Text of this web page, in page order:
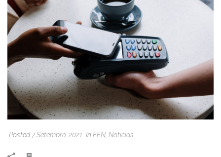
Posted7 Setembro, 2021 In EEN Noticias